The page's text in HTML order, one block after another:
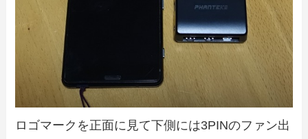
ロゴマークを正面に見て下側には3PINのファン出